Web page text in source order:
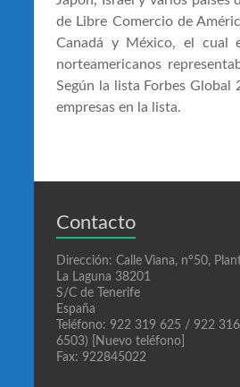
de Libre Comercio de
Canadá y México, el cual
norteamericanos
Según la lista Forbes
empresas en la lista.
Contacto
Dirección: Calle Viana, nº50,
La Laguna 38201
S/C de Tenerife
España
Teléfono: 922 319 625 / 922
6503) [Nuevo teléfono]
Fax: 922845022